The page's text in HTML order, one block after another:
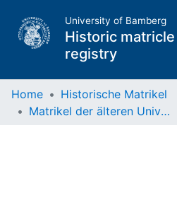
University of Bamberg
Historic matricle
registry
Home
Historische Matrikel
Matrikel der älteren Universität